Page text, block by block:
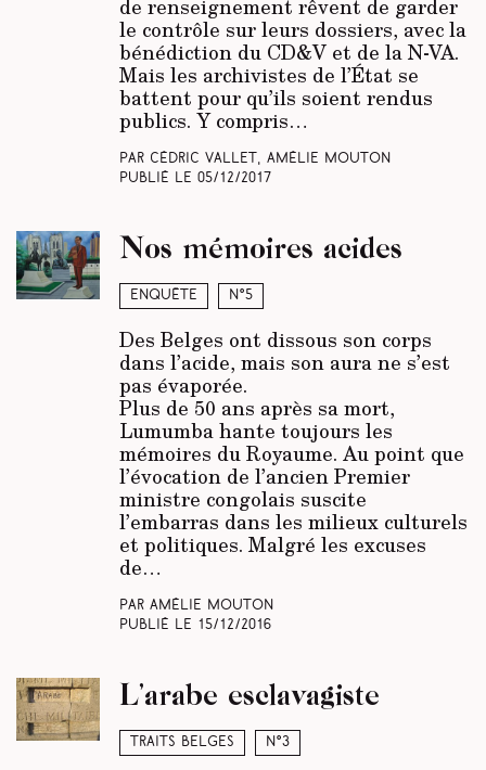
de renseignement rêvent de garder
le contrôle sur leurs dossiers, avec la
bénédiction du CD&V et de la N-VA.
Mais les archivistes de l’État se
battent pour qu’ils soient rendus
publics. Y compris…
Par Cédric Vallet, Amélie Mouton
Publié le 05/12/2017
Enquête N°5
Nos mémoires acides
Des Belges ont dissous son corps
dans l’acide, mais son aura ne s’est
pas évaporée.
Plus de 50 ans après sa mort,
Lumumba hante toujours les
mémoires du Royaume. Au point que
l’évocation de l’ancien Premier
ministre congolais suscite
l’embarras dans les milieux culturels
et politiques. Malgré les excuses
de…
Par Amélie Mouton
Publié le 15/12/2016
Traits belges N°3
L’arabe esclavagiste